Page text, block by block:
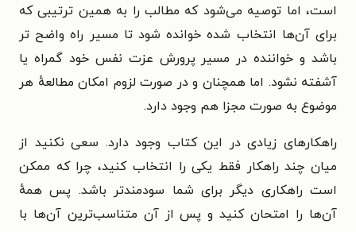
است، اما توصیه می‌شود که مطالب را به همین ترتیبی که
برای آن‌ها انتخاب شده خوانده شود تا مسیر راه واضح تر
باشد و خواننده در مسیر پرورش عزت نفس خود گمراه یا
آشفته نشود. اما همچنان و در صورت لزوم امکان مطالعهٔ هر
موضوع به صورت مجزا هم وجود دارد.
راهکارهای زیادی در این کتاب وجود دارد. سعی نکنید از
میان چند راهکار فقط یکی را انتخاب کنید، چرا که ممکن
است راهکاری دیگر برای شما سودمندتر باشد. پس همهٔ
آن‌ها را امتحان کنید و پس از آن متناسب‌ترین آن‌ها با